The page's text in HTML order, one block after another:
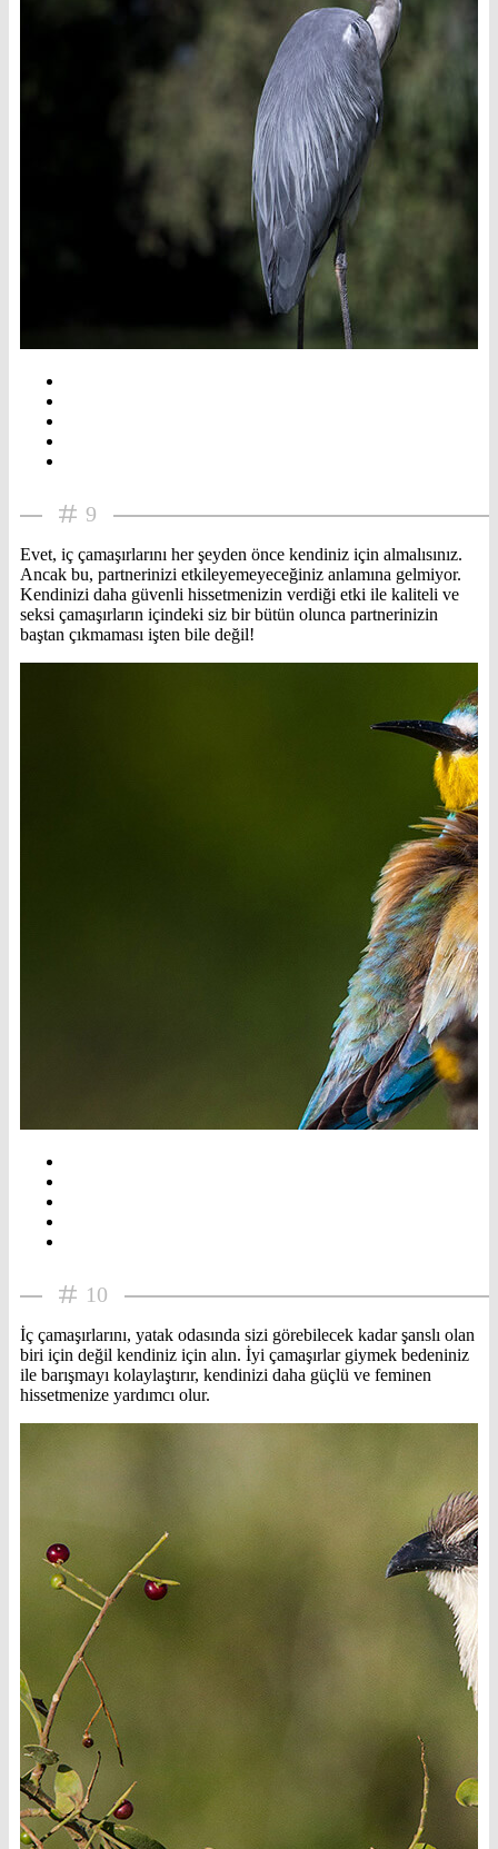
9
Evet, iç çamaşırlarını her şeyden önce kendiniz için almalısınız.
Ancak bu, partnerinizi etkileyemeyeceğiniz anlamına gelmiyor.
Kendinizi daha güvenli hissetmenizin verdiği etki ile kaliteli ve
seksi çamaşırların içindeki siz bir bütün olunca partnerinizin
baştan çıkmaması işten bile değil!
10
İç çamaşırlarını, yatak odasında sizi görebilecek kadar şanslı olan
biri için değil kendiniz için alın. İyi çamaşırlar giymek bedeniniz
ile barışmayı kolaylaştırır, kendinizi daha güçlü ve feminen
hissetmenize yardımcı olur.